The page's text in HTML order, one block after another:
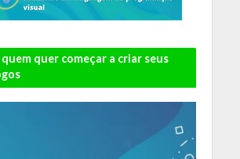
quer começar a criar seus